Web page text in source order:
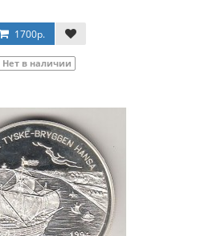
1700р.
Нет в наличии